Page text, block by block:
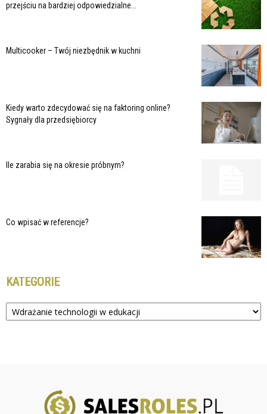
przejściu na bardziej odpowiedzialne...
Multicooker – Twój niezbędnik w kuchni
Kiedy warto zdecydować się na faktoring online?
Sygnały dla przedsiębiorcy
Ile zarabia się na okresie próbnym?
Co wpisać w referencje?
KATEGORIE
Kategorie